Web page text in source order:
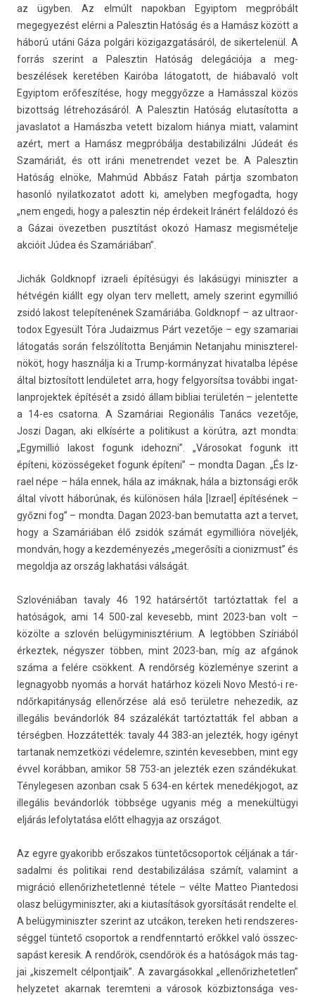
az ügyben. Az elmúlt napok­ban Egyip­tom megpróbált
megegyezést elérni a Palesztin Hatóság és a Hamász között a
háború utáni Gáza polgári közigaz­gatásáról, de siker­telenül. A
forrás szerint a Palesztin Hatóság delegációja a meg­
beszélések keretében Kairóba látogatott, de hiábavaló volt
Egyip­tom erőfeszítése, hogy meggyőzze a Hamásszal közös
bi­zottság lét­rehozásáról. A Palesztin Hatóság elutasítot­ta a
javas­latot a Hamászba vetett bi­zalom hiánya miatt, valamint
azért, mert a Hamász megpróbálja de­stabilizál­ni Júdeát és
Szamáriát, és ott iráni menet­rendet vezet be. A Palesztin
Hatóság elnöke, Mahmúd Abbász Fatah pártja szom­baton
hasonló nyilat­kozatot adott ki, amelyb­en meg­fogad­ta, hogy
„nem en­gedi, hogy a palesztin nép érdekeit Iránért feláldozó és
a Gázai övezetb­en pusztítást okozó Hamasz megis­métel­je
akcióit Júdea és Szamáriában”.
Jichák Goldknopf iz­raeli építésügyi és lakásügyi miniszt­er a
hétvégén kiállt egy olyan terv mel­lett, amely szerint egymil­lió
zsidó lakost telepítenének Szamáriába. Goldknopf – az ultraor­
todox Egyesült Tóra Judaiz­mus Párt vezetője – egy szamariai
látogatás során felszólította Benjámin Netan­jahu miniszterel­
nököt, hogy használja ki a Trump-kormányzat hivatal­ba lépése
által bi­ztosított lendületet arra, hogy fel­gyor­sítsa további in­gat­
lanprojek­tek építését a zsidó állam bi­bliai területén – jelen­tette
a 14-es csator­na. A Szamáriai Re­gionális Tanács vezetője,
Joszi Dagan, aki elkísérte a politikust a körútra, azt mondta:
„Egymil­lió lakost fogunk idehoz­ni”. „Városokat fogunk itt
építeni, közösségeket fogunk építeni” – mondta Dagan. „És Iz­
rael népe – hála ennek, hála az imáknak, hála a bi­zton­sági erők
által vívott háborúnak, és különösen hála [Iz­rael] építésének –
győzni fog” – mondta. Dagan 2023-ban be­mutat­ta azt a ter­vet,
hogy a Szamáriában élő zsidók számát egymil­lióra növeljék,
mondván, hogy a kez­deményezés „megerősíti a cioniz­must” és
megoldja az ország lak­hatási válságát.
Szlovéniában tava­ly 46 192 határsértőt tar­tóztat­tak fel a
hatóságok, ami 14 500-zal kevesebb, mint 2023-ban volt –
közölte a szlovén be­lügyminisztérium. A legtöbben Szíriából
érkez­tek, négysz­er többen, mint 2023-ban, míg az afgánok
száma a felére csökkent. A rendőrség közleménye szerint a
leg­nagyobb nyomás a horvát határhoz közeli Novo Mestó-i re­
ndőr­kapitányság ellenőrzése alá eső területre nehezedik, az
illegális bevándorlók 84 százalékát tartóztatták fel abban a
térségben. Hozzátették: tava­ly 44 383-an jelez­ték, hogy igényt
tar­tanak nem­zetközi védelem­re, szintén kevesebb­en, mint egy
évvel korábban, amikor 58 753-an jelez­ték ezen szándékukat.
Tényleges­en azon­ban csak 5 634-en kértek menedék­jogot, az
illegális bevándorlók többsége ugyanis még a menekültügyi
eljárás lefolytatása előtt el­hagyja az országot.
Az egyre gyakoribb erős­zakos tün­tetőc­sopor­tok céljának a tár­
sadal­mi és politikai rend de­stabilizálása számít, valamint a
migráció el­lenőriz­hetet­lenné tétele – vélte Mat­teo Pian­tedosi
olasz be­lügyminiszt­er, aki a kiutasítások gyorsítását re­ndel­te el.
A be­lügyminiszt­er szerint az utcákon, terek­en heti re­ndszeres­
séggel tüntető csopor­tok a re­ndfenntartó erőkkel való összec­
sapást keresik. A rendőrök, csendőrök és a hatóságok más tag­
jai „kis­zemelt cél­pontjaik”. A zavar­gásokk­al „el­lenőriz­hetetl­en”
helyzetet akar­nak terem­teni a városok köz­bizton­sága ves­